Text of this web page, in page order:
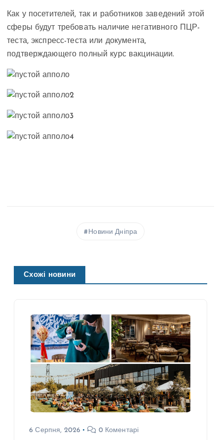
Как у посетителей, так и работников заведений этой
сферы будут требовать наличие негативного ПЦР-
теста, экспресс-теста или документа,
подтверждающего полный курс вакцинации.
Новини Дніпра
Схожі новини
6 Серпня, 2026 0 Коментарі